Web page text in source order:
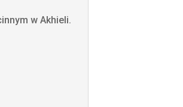
w Akhieli.